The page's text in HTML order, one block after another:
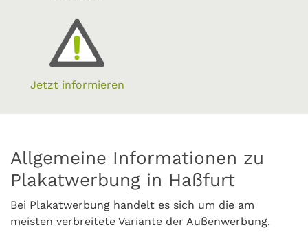
Jetzt informieren
Allgemeine Informationen zu
Plakatwerbung in Haßfurt
Bei Plakatwerbung handelt es sich um die am
meisten verbreitete Variante der Außenwerbung.